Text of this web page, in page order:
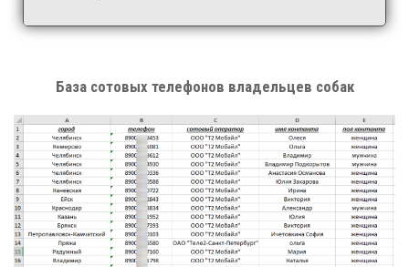
База сотовых телефонов владельцев собак